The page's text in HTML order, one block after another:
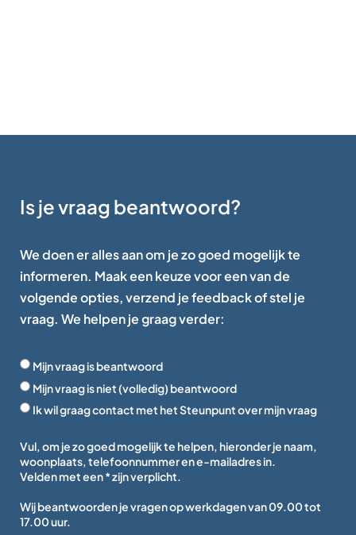
Is je vraag beantwoord?
We doen er alles aan om je zo goed mogelijk te
informeren. Maak een keuze voor een van de
volgende opties, verzend je feedback of stel je
vraag. We helpen je graag verder:
Mijn vraag is beantwoord
Mijn vraag is niet (volledig) beantwoord
Ik wil graag contact met het Steunpunt over mijn vraag
Vul, om je zo goed mogelijk te helpen, hieronder je naam,
woonplaats, telefoonnummer en e-mailadres in.
Velden met een * zijn verplicht.
Wij beantwoorden je vragen op werkdagen van 09.00 tot
17.00 uur.